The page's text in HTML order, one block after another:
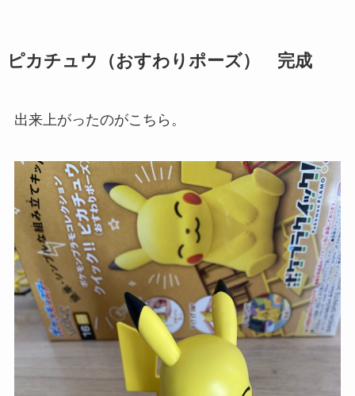
ピカチュウ（おすわりポーズ） 完成
出来上がったのがこちら。